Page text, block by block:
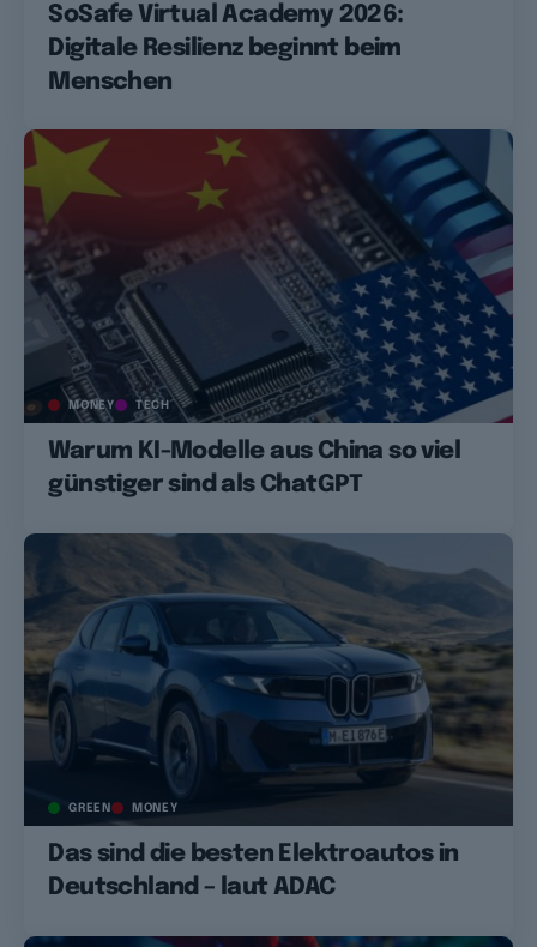
SoSafe Virtual Academy 2026:
Digitale Resilienz beginnt beim
Menschen
MONEY TECH
Warum KI-Modelle aus China so viel
günstiger sind als ChatGPT
GREEN MONEY
Das sind die besten Elektroautos in
Deutschland – laut ADAC